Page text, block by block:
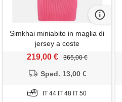
Simkhai miniabito in maglia di
jersey a coste
219,00 € 365,00 €
Sped. 13,00 €
IT 44 IT 48 IT 50